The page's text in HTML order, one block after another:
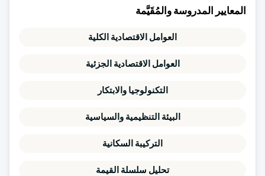
المعايير المدروسة والمُقَيَّمة
العوامل الاقتصادية الكلية
العوامل الاقتصادية الجزئية
التكنولوجيا والابتكار
البيئة التنظيمية والسياسية
التركيبة السكانية
تحليل سلسلة القيمة